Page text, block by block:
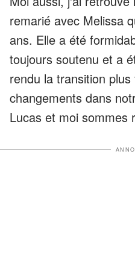
remarié avec Melissa
ans. Elle a été
toujours soutenu et a
rendu la transition
changements dans
Lucas et moi sommes